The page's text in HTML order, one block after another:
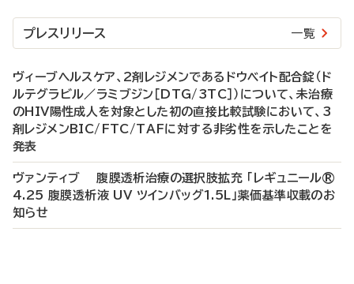
プレスリリース 一覧
ヴィーブヘルスケア、2剤レジメンであるドウベイト配合錠（ド
ルテグラビル／ラミブジン［DTG/3TC］）について、未治療
のHIV陽性成人を対象とした初の直接比較試験において、3
剤レジメンBIC/FTC/TAFに対する非劣性を示したことを
発表
ヴァンティブ 腹膜透析治療の選択肢拡充 「レギュニール®
4.25 腹膜透析液 UV ツインバッグ1.5L」薬価基準収載のお
知らせ